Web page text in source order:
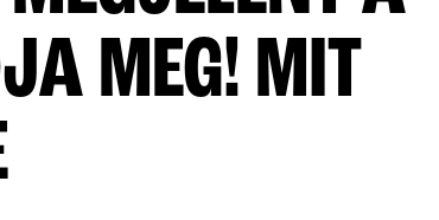
MEG! MIT